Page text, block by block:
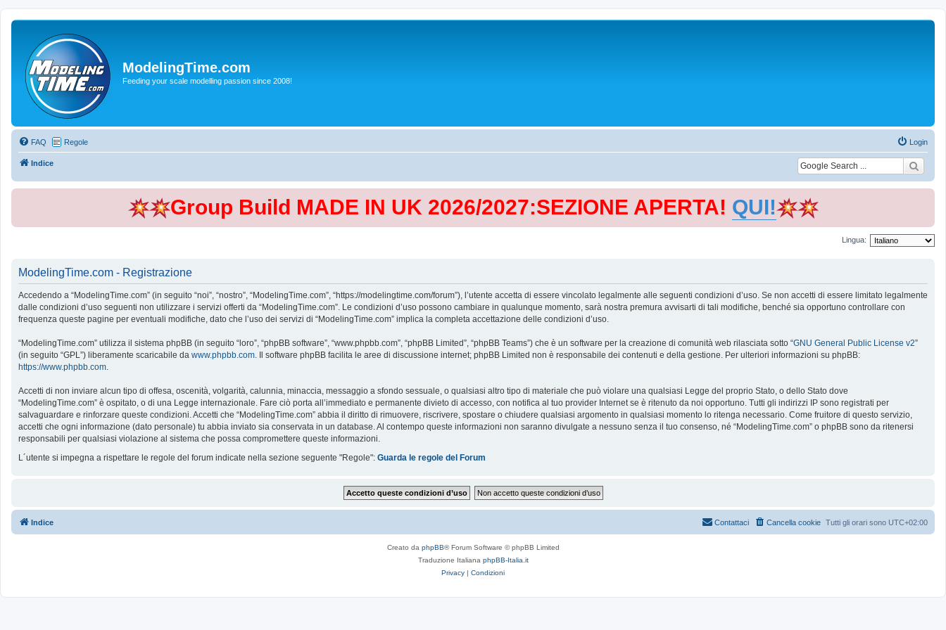
ModelingTime.com
Feeding your scale modelling passion since 2008!
FAQ Regole Login
Indice
Group Build MADE IN UK 2026/2027:SEZIONE APERTA! QUI!
Lingua:
ModelingTime.com - Registrazione
Accedendo a “ModelingTime.com” (in seguito “noi”, “nostro”, “ModelingTime.com”, “https://modelingtime.com/forum”), l’utente accetta di essere vincolato legalmente alle seguenti condizioni d’uso. Se non accetti di essere limitato legalmente
dalle condizioni d’uso seguenti non utilizzare i servizi offerti da “ModelingTime.com”. Le condizioni d’uso possono cambiare in qualunque momento, sarà nostra premura avvisarti di tali modifiche, benché sia opportuno controllare con
frequenza queste pagine per eventuali modifiche, dato che l’uso dei servizi di “ModelingTime.com” implica la completa accettazione delle condizioni d’uso.
“ModelingTime.com” utilizza il sistema phpBB (in seguito “loro”, “phpBB software”, “www.phpbb.com”, “phpBB Limited”, “phpBB Teams”) che è un software per la creazione di comunità web rilasciata sotto “GNU General Public License v2”
(in seguito “GPL”) liberamente scaricabile da www.phpbb.com . Il software phpBB facilita le aree di discussione internet; phpBB Limited non è responsabile dei contenuti e della gestione. Per ulteriori informazioni su phpBB:
https://www.phpbb.com
Accetti di non inviare alcun tipo di offesa, oscenità, volgarità, calunnia, minaccia, messaggio a sfondo sessuale, o qualsiasi altro tipo di materiale che può violare una qualsiasi Legge del proprio Stato, o dello Stato dove
“ModelingTime.com” è ospitato, o di una Legge internazionale. Fare ciò porta all’immediato e permanente divieto di accesso, con notifica al tuo provider Internet se è ritenuto da noi opportuno. Tutti gli indirizzi IP sono registrati per
salvaguardare e rinforzare queste condizioni. Accetti che “ModelingTime.com” abbia il diritto di rimuovere, riscrivere, spostare o chiudere qualsiasi argomento in qualsiasi momento lo ritenga necessario. Come fruitore di questo servizio,
accetti che ogni informazione (dato personale) tu abbia inviato sia conservata in un database. Al contempo queste informazioni non saranno divulgate a nessuno senza il tuo consenso, né “ModelingTime.com” o phpBB sono da ritenersi
responsabili per qualsiasi violazione al sistema che possa compromettere queste informazioni.
L´utente si impegna a rispettare le regole del forum indicate nella sezione seguente "Regole": Guarda le regole del Forum
Indice Tutti gli orari sono UTC+02:00
Cancella cookie
Contattaci
Creato da phpBB® Forum Software © phpBB Limited
Traduzione Italiana phpBB-Italia.it
Privacy | Condizioni